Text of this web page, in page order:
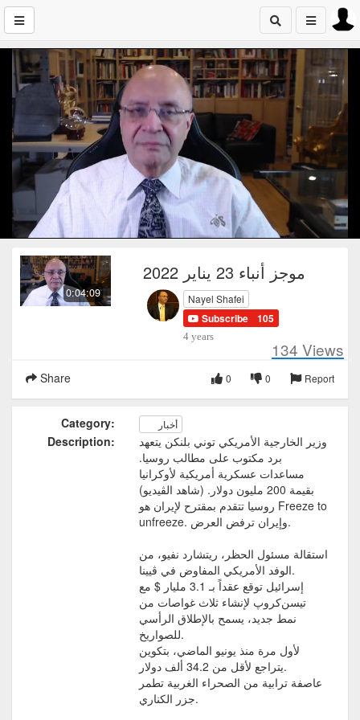
0:04:09
موجز أنباء 23 يناير 2022
Nayel Shafei
Subscribe 105
4 years
134 Views
Share Report
0
0
Category: أخبار
Description:
وزير الخارجية الأمريكي توني بلنكن يتعهد
برد مكتوب على مطالب روسيا.
مساعدات عسكرية أمريكية لأوكرانيا
بقيمة 200 مليون دولار. (شاهد الڤيديو)
روسيا تتقدم بمقترح لإيران هو Freeze to
unfreeze. وإيران ترفض العرض.
استقالة مسئول الحظر، ريتشارد نفيو، من
الوفد الأمريكي المفاوض في ڤيينا.
إسرائيل توقع عقداً بـ 3.1 مليار $ مع
تيسن‌كروپ لإنشاء ثلاث غواصات من
نمط جديد، يسمح بالإطلاق الرأسي
للصواريخ.
لأول مرة منذ يونيو الماضي، بتكوين
يتراجع لأقل من 34.2 ألف دولار.
عاصفة ترابية من الصحراء الغربية تطمر
جزر الكناري.